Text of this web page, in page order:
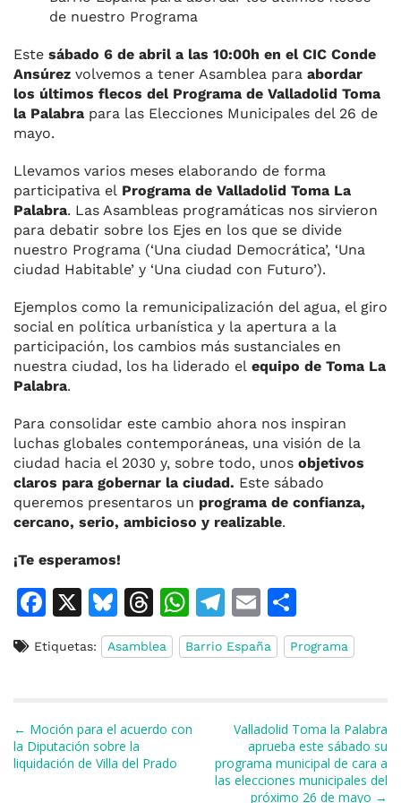
de nuestro Programa
Este sábado 6 de abril a las 10:00h en el CIC Conde
Ansúrez volvemos a tener Asamblea para abordar
los últimos flecos del Programa de Valladolid Toma
la Palabra para las Elecciones Municipales del 26 de
mayo.
Llevamos varios meses elaborando de forma
participativa el Programa de Valladolid Toma La
Palabra. Las Asambleas programáticas nos sirvieron
para debatir sobre los Ejes en los que se divide
nuestro Programa (‘Una ciudad Democrática’, ‘Una
ciudad Habitable’ y ‘Una ciudad con Futuro’).
Ejemplos como la remunicipalización del agua, el giro
social en política urbanística y la apertura a la
participación, los cambios más sustanciales en
nuestra ciudad, los ha liderado el equipo de Toma La
Palabra.
Para consolidar este cambio ahora nos inspiran
luchas globales contemporáneas, una visión de la
ciudad hacia el 2030 y, sobre todo, unos objetivos
claros para gobernar la ciudad. Este sábado
queremos presentaros un programa de confianza,
cercano, serio, ambicioso y realizable.
¡Te esperamos!
F
c
b
o
o
X
Bl
u
e
y
T
h
re
d
s
W
h
at
p
T
el
e
a
m
E
m
ai
o
m
ar
ti
r
Etiquetas: Asamblea Barrio España Programa
Navegación de entradas
← Moción para el acuerdo con
la Diputación sobre la
liquidación de Villa del Prado
Valladolid Toma la Palabra
aprueba este sábado su
programa municipal de cara a
las elecciones municipales del
próximo 26 de mayo →